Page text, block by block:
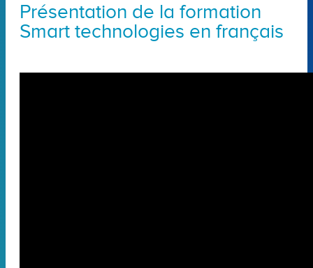
Présentation de la formation
Smart technologies en français